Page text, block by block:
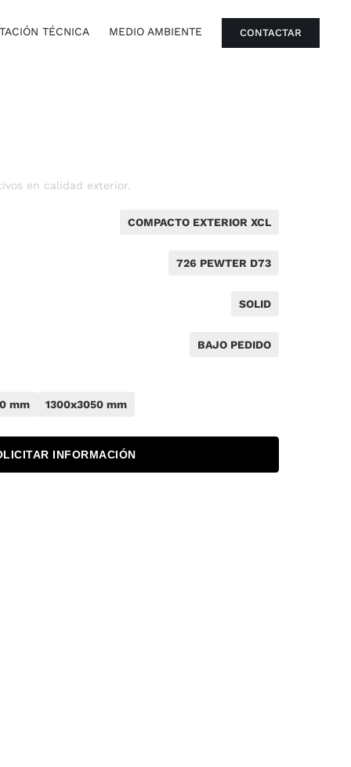
TÉCNICA MEDIO AMBIENTE CONTACTAR
en calidad exterior.
COMPACTO EXTERIOR XCL
726 PEWTER D73
SOLID
BAJO PEDIDO
mm 1300x3050 mm
INFORMACIÓN